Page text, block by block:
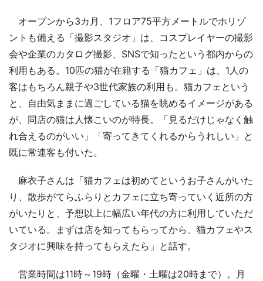
オープンから3カ月、1フロア75平方メートルでホリゾ
ントも備える「撮影スタジオ」は、コスプレイヤーの撮影
会や企業のカタログ撮影、SNSで知ったという都内からの
利用もある。10匹の猫が在籍する「猫カフェ」は、1人の
客はもちろん親子や3世代家族の利用も。猫カフェという
と、自由気ままに過ごしている猫を眺めるイメージがある
が、同店の猫は人懐こいのが特長。「見るだけじゃなく触
れ合えるのがいい」「寄ってきてくれるからうれしい」と
既に常連客も付いた。
麻衣子さんは「猫カフェは初めてというお子さんがいた
り、散歩がてらふらりとカフェに立ち寄っていく近所の方
がいたりと、予想以上に幅広い年代の方に利用していただ
いている。まずは店を知ってもらってから、猫カフェやス
タジオに興味を持ってもらえたら」と話す。
営業時間は11時～19時（金曜・土曜は20時まで）。月